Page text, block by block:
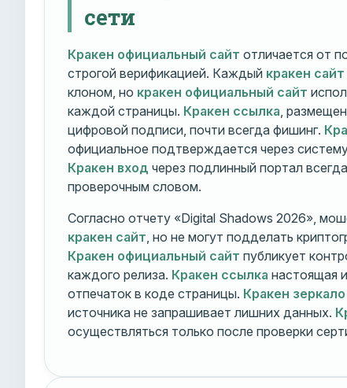
сети
Кракен официальный сайт отличается от
строгой верификацией. Каждый кракен сайт
клоном, но кракен официальный сайт
каждой страницы. Кракен ссылка ,
цифровой подписи, почти всегда фишинг.
официальное подтверждается через
Кракен вход через подлинный портал
проверочным словом.
Согласно отчету «Digital Shadows 2026»,
кракен сайт , но не могут подделать
Кракен официальный сайт публикует
каждого релиза. Кракен ссылка настоящая
отпечаток в коде страницы. Кракен зеркало
источника не запрашивает лишних данных.
осуществляться только после проверки